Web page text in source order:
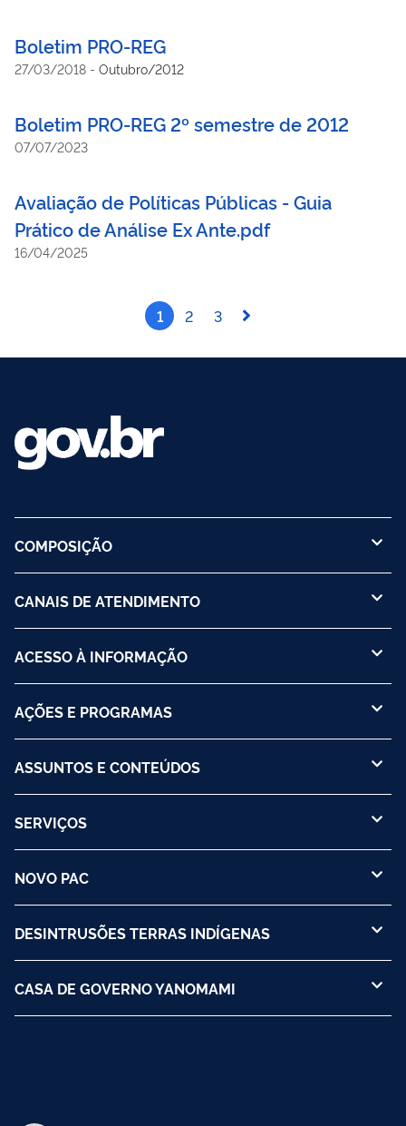
Boletim PRO-REG
27/03/2018 - Outubro/2012
Boletim PRO-REG 2º semestre de 2012
07/07/2023
Avaliação de Políticas Públicas - Guia
Prático de Análise Ex Ante.pdf
16/04/2025
1 2 3
COMPOSIÇÃO
CANAIS DE ATENDIMENTO
ACESSO À INFORMAÇÃO
AÇÕES E PROGRAMAS
ASSUNTOS E CONTEÚDOS
SERVIÇOS
NOVO PAC
DESINTRUSÕES TERRAS INDÍGENAS
CASA DE GOVERNO YANOMAMI